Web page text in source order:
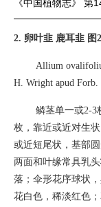
《中国植物志》 第
2. 卵叶韭 鹿耳韭 图
Allium
H. Wright apud
鳞茎单一或2-3
枚，靠近或近对生
或近短尾状，基部
两面和叶缘常具乳
落；伞形花序球状
花白色，稀淡红色